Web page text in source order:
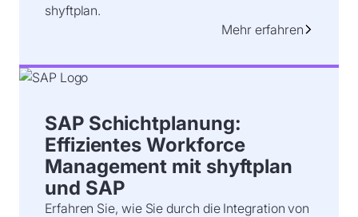
shyftplan.
Mehr erfahren
SAP Schichtplanung:
Effizientes Workforce
Management mit shyftplan
und SAP
Erfahren Sie, wie Sie durch die Integration von